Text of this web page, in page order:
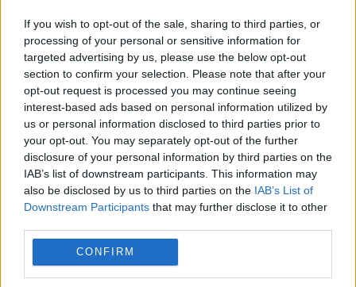
If you wish to opt-out of the sale, sharing to third parties, or
processing of your personal or sensitive information for
targeted advertising by us, please use the below opt-out
section to confirm your selection. Please note that after your
opt-out request is processed you may continue seeing
interest-based ads based on personal information utilized by
us or personal information disclosed to third parties prior to
your opt-out. You may separately opt-out of the further
disclosure of your personal information by third parties on the
IAB’s list of downstream participants. This information may
also be disclosed by us to third parties on the IAB’s List of
Downstream Participants that may further disclose it to other
CONFIRM
conditions suivantes :
- posséder la nationalité française,
- jouir de leurs droits civiques,
- se trouver en position régulière au regard du
Code du service national,
- ne pas avoir de mentions portées au bulletin
n°2 du casier judiciaire, incompatibles avec
l’exercice des fonctions de CPIP,
- remplir les conditions d'aptitude physique
exigées pour l'exercice de la fonction. »(1)
EN QUOI CONSISTE CE CONCOURS
DE CPIP ?